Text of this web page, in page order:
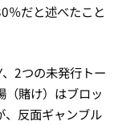
％だと述べたこと
2つの未発行トー
（賭け）はブロッ
、反面ギャンブル